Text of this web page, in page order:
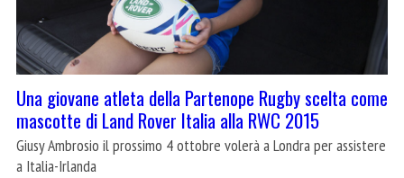
Una giovane atleta della Partenope Rugby scelta come
mascotte di Land Rover Italia alla RWC 2015
Giusy Ambrosio il prossimo 4 ottobre volerà a Londra per assistere
a Italia-Irlanda